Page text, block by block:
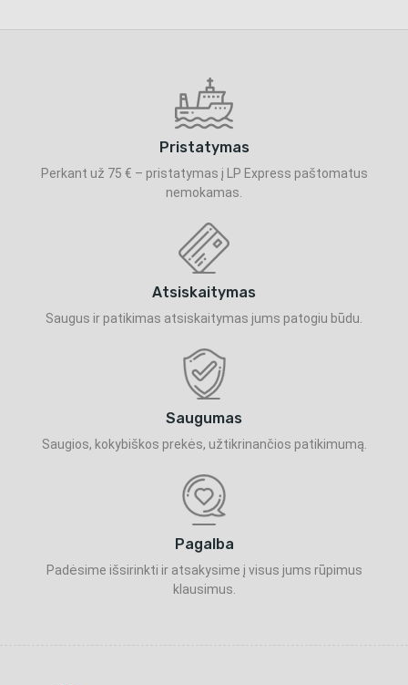
Pristatymas
Perkant už 75 € – pristatymas į LP Express paštomatus
nemokamas.
Atsiskaitymas
Saugus ir patikimas atsiskaitymas jums patogiu būdu.
Saugumas
Saugios, kokybiškos prekės, užtikrinančios patikimumą.
Pagalba
Padėsime išsirinkti ir atsakysime į visus jums rūpimus
klausimus.